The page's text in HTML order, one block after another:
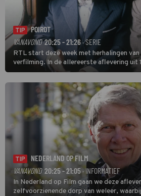
TIP
POIROT
VANAVOND 20:25 - 21:26 · SERIE
RTL start deze week met herhalingen
verfilming. In de allereerste aflevering uit
speurder op zoek naar een vermiste kok.
verwikkeld in een moordzaak. (HH)
TIP
NEDERLAND OP FILM
VANAVOND 20:25 - 21:05· INFORMATIEF
In Nederland op Film gaan we deze
zelfvoorzienende dorp van weleer,